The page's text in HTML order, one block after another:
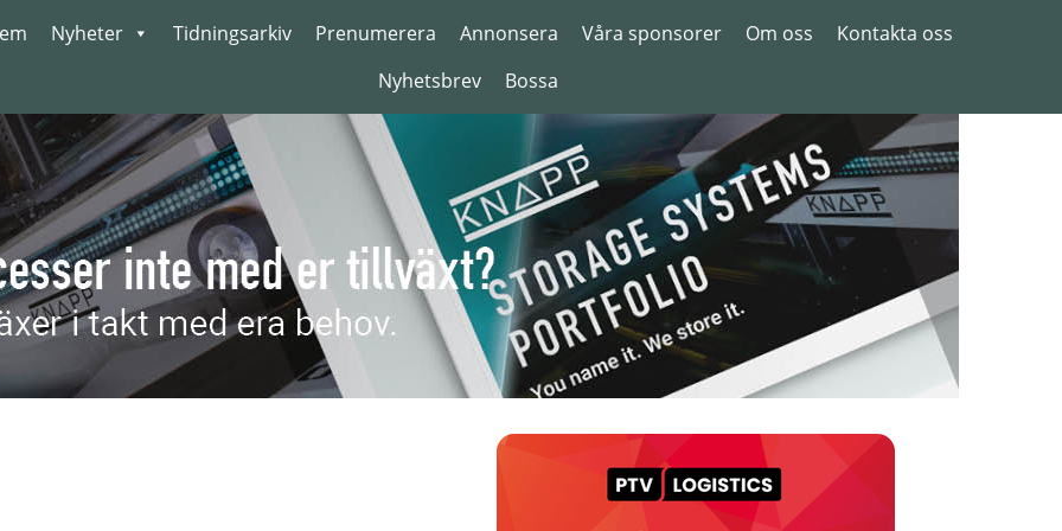
Nyheter Tidningsarkiv Prenumerera Annonsera Våra sponsorer Om oss
Kontakta oss
Nyhetsbrev
Bossa